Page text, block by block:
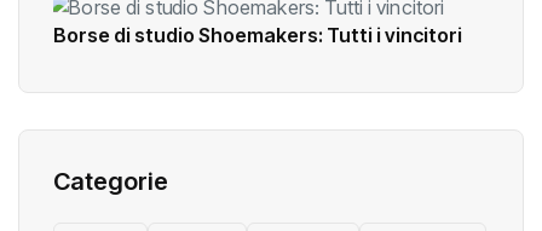
Borse di studio Shoemakers: Tutti i vincitori
Categorie